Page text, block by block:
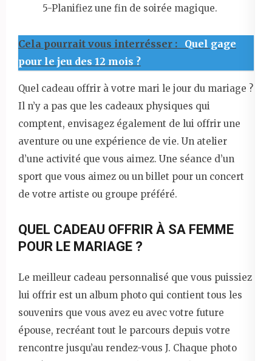
5-Planifiez une fin de soirée magique.
Cela pourrait vous interrésser :
Quel gage
pour le jeu des 12 mois ?
Quel cadeau offrir à votre mari le jour du mariage ?
Il n’y a pas que les cadeaux physiques qui
comptent, envisagez également de lui offrir une
aventure ou une expérience de vie. Un atelier
d’une activité que vous aimez. Une séance d’un
sport que vous aimez ou un billet pour un concert
de votre artiste ou groupe préféré.
QUEL CADEAU OFFRIR À SA FEMME
POUR LE MARIAGE ?
Le meilleur cadeau personnalisé que vous puissiez
lui offrir est un album photo qui contient tous les
souvenirs que vous avez eu avec votre future
épouse, recréant tout le parcours depuis votre
rencontre jusqu’au rendez-vous J. Chaque photo